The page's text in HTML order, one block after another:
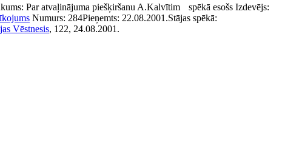
Par atvaļinājuma piešķiršanu A.Kalvītim spēkā esošs Izdevējs:
Numurs: 284Pieņemts: 22.08.2001.Stājas spēkā:
Vēstnesis, 122, 24.08.2001.